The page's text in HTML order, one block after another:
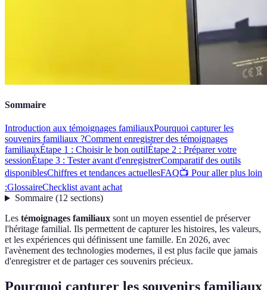
Sommaire
Introduction aux témoignages familiauxPourquoi capturer les
souvenirs familiaux ?Comment enregistrer des témoignages
familiauxÉtape 1 : Choisir le bon outilÉtape 2 : Préparer votre
sessionÉtape 3 : Tester avant d'enregistrerComparatif des outils
disponiblesChiffres et tendances actuellesFAQ📺 Pour aller plus loin
:GlossaireChecklist avant achat
Sommaire(12 sections)
Les témoignages familiaux sont un moyen essentiel de préserver
l'héritage familial. Ils permettent de capturer les histoires, les valeurs,
et les expériences qui définissent une famille. En 2026, avec
l'avènement des technologies modernes, il est plus facile que jamais
d'enregistrer et de partager ces souvenirs précieux.
Pourquoi capturer les souvenirs familiaux